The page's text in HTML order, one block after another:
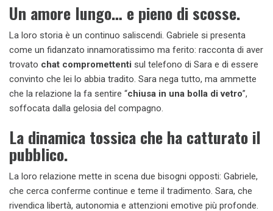
Un amore lungo… e pieno di scosse.
La loro storia è un continuo saliscendi. Gabriele si presenta
come un fidanzato innamoratissimo ma ferito: racconta di aver
trovato chat compromettenti sul telefono di Sara e di essere
convinto che lei lo abbia tradito. Sara nega tutto, ma ammette
che la relazione la fa sentire “chiusa in una bolla di vetro”,
soffocata dalla gelosia del compagno.
La dinamica tossica che ha catturato il
pubblico.
La loro relazione mette in scena due bisogni opposti: Gabriele,
che cerca conferme continue e teme il tradimento. Sara, che
rivendica libertà, autonomia e attenzioni emotive più profonde.